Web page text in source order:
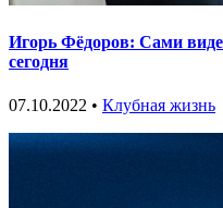
Игорь Фёдоров: Сами
сегодня
07.10.2022 • Клубная жизнь